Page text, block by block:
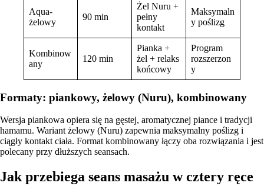
Aqua-
żelowy
90 min
Żel Nuru +
pełny
kontakt
Maksymaln
y poślizg
Kombinow
any
120 min
Pianka +
żel + relaks
końcowy
Program
rozszerzon
y
Formaty: piankowy, żelowy (Nuru), kombinowany
Wersja piankowa opiera się na gęstej, aromatycznej piance i tradycji
hamamu. Wariant żelowy (Nuru) zapewnia maksymalny poślizg i
ciągły kontakt ciała. Format kombinowany łączy oba rozwiązania i jest
polecany przy dłuższych seansach.
Jak przebiega seans masażu w cztery ręce